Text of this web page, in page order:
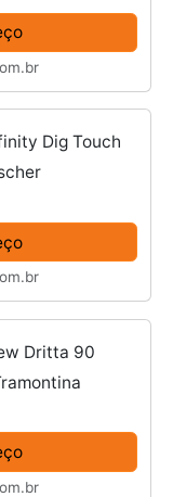
Dig Touch
Dritta 90